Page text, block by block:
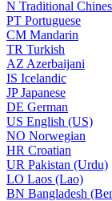
N Traditional
PT Portuguese
CM Mandarin
TR Turkish
AZ Azerbaijani
IS Icelandic
JPJapanese
DE German
US English (US)
NO Norwegian
HR Croatian
UR Pakistan (Urdu)
LO Laos (Lao)
BN Bangladesh